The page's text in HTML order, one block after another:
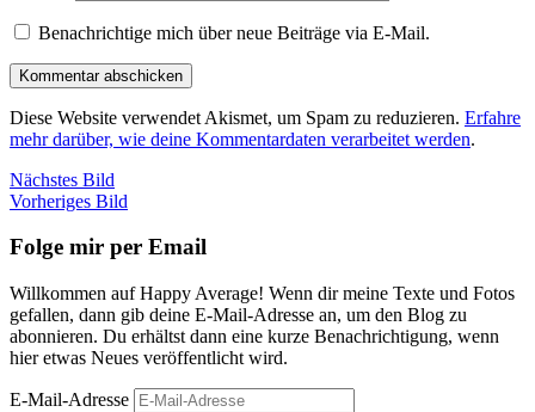
Benachrichtige mich über neue Beiträge via E-Mail.
Diese Website verwendet Akismet, um Spam zu reduzieren. Erfahre
mehr darüber, wie deine Kommentardaten verarbeitet werden.
Nächstes Bild
Vorheriges Bild
Folge mir per Email
Willkommen auf Happy Average! Wenn dir meine Texte und Fotos
gefallen, dann gib deine E-Mail-Adresse an, um den Blog zu
abonnieren. Du erhältst dann eine kurze Benachrichtigung, wenn
hier etwas Neues veröffentlicht wird.
E-Mail-Adresse